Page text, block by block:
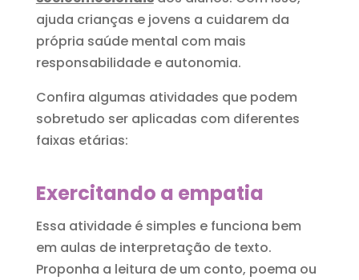
ajuda crianças e jovens a cuidarem da
própria saúde mental com mais
responsabilidade e autonomia.
Confira algumas atividades que podem
sobretudo ser aplicadas com diferentes
faixas etárias:
Exercitando a empatia
Essa atividade é simples e funciona bem
em aulas de interpretação de texto.
Proponha a leitura de um conto, poema ou